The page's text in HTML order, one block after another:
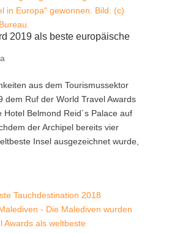
in Europa“ gewonnen. Bild: (c)
2019 als beste europäische
aus dem Tourismussektor
dem Ruf der World Travel Awards
Hotel Belmond Reid´s Palace auf
der Archipel bereits vier
Insel ausgezeichnet wurde,
- Die Malediven wurden
Awards als weltbeste